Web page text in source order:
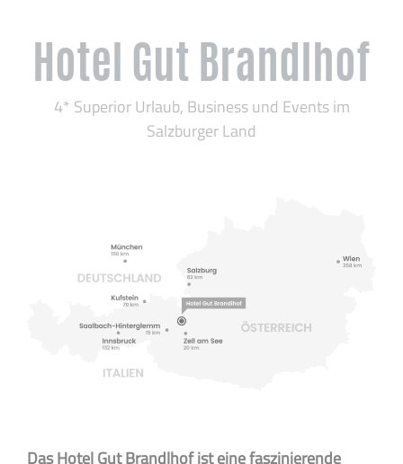
Hotel Gut Brandlhof
4* Superior Urlaub, Business und Events im
Salzburger Land
Das Hotel Gut Brandlhof ist eine faszinierende